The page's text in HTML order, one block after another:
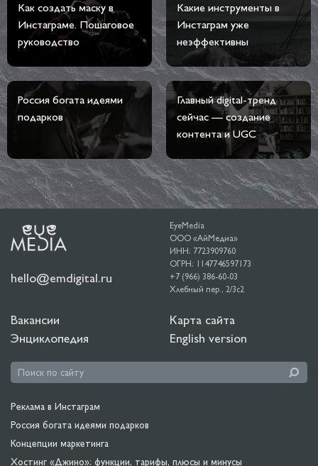
Как создать маску в
Инстаграме. Пошаговое
руководство
Какие инструменты в
Инстаграм уже
неэффективны
Россия богата идеями
подарков
Главный digital-тренд
сейчас — создание
контента и UGC
hello@emdigital.ru
EyeMedia
ООО «АйМедиа»
ИНН: 7723909760
ОГРН: 1147746597173
+7 (966) 386-60-03
Хлебный пер., 2/3c2
Вакансии
Энциклопедия
Карта сайта
English version
Реклама в Инстаграм
Россия богата идеями подарков
Концепции маркетинга
Хостинг «Джино»: функции, тарифы, плюсы и минусы